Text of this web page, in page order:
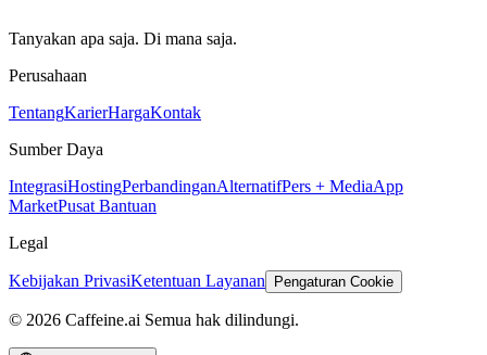
Tanyakan apa saja. Di mana saja.
Perusahaan
TentangKarierHargaKontak
Sumber Daya
IntegrasiHostingPerbandinganAlternatifPers + MediaApp
MarketPusat Bantuan
Legal
Kebijakan PrivasiKetentuan Layanan Pengaturan Cookie
© 2026 Caffeine.ai Semua hak dilindungi.